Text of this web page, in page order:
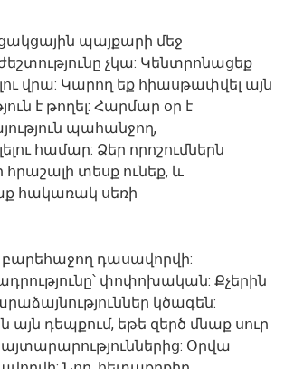
պայքարի մեջ
չկա: Կենտրոնացեք
վրա: Կարող եք հիասթափվել այն
է թողել: Հարմար օր է
պահանջող,
համար: Ձեր որոշումներն
տեսք ունեք, և
հակառակ սեռի
դասավորվի:
փոփոխական: Քչերին
կծագեն:
դեպքում, եթե զերծ մնաք սուր
Օրվա